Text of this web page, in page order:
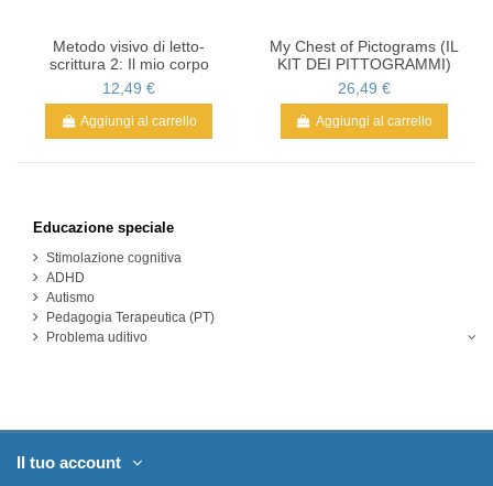
Metodo visivo di letto-
scrittura 2: Il mio corpo
12,49 €
Aggiungi al carrello
My Chest of Pictograms (IL
KIT DEI PITTOGRAMMI)
26,49 €
Aggiungi al carrello
Educazione speciale
Stimolazione cognitiva
ADHD
Autismo
Pedagogia Terapeutica (PT)
Problema uditivo
Il tuo account